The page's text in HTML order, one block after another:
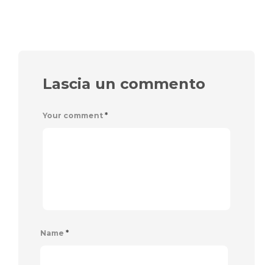
Lascia un commento
Your comment *
Name *